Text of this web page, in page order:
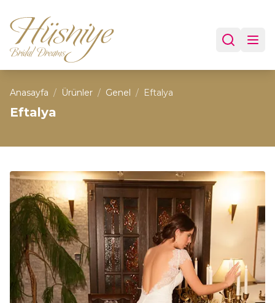
Anasayfa / Ürünler / Genel / Eftalya
Eftalya